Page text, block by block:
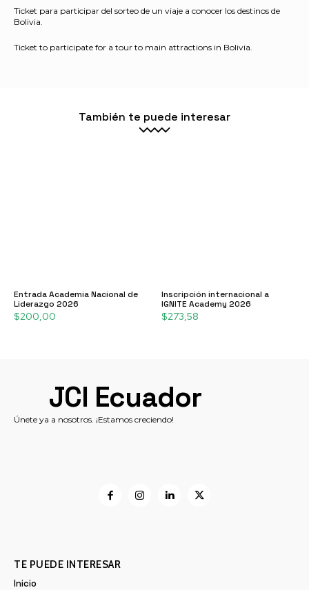
Ticket para participar del sorteo de un viaje a conocer los destinos de
Bolivia.
Ticket to participate for a tour to main attractions in Bolivia.
También te puede interesar
Entrada Academia Nacional de
Liderazgo 2026
$200,00
Inscripción internacional a
IGNITE Academy 2026
$273,58
JCI Ecuador
Únete ya a nosotros. ¡Estamos creciendo!
TE PUEDE INTERESAR
Inicio